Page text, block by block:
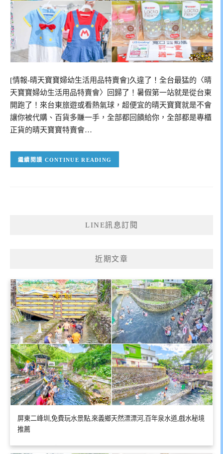
[情報-晴天寶寶婦幼生活用品特賣會]久違了！全台最猛的〈晴
天寶寶婦幼生活用品特賣會〉回歸了！暑假第一站就是從台東
開跑了！來台東旅遊或看熱氣球，超便宜的晴天寶寶就是不會
讓你被代購、百貨多賺一手，全部都回饋給你，全部都是專櫃
正貨的晴天寶寶特賣會…
CONTINUE READING
LINE訊息訂閱
近期文章
屏東二峰圳,免費玩水景點,來義鄉天然漂漂河,百年泉水道,戲水秘境
推薦